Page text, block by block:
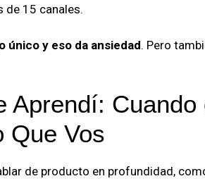
de 15 canales.
único y eso da ansiedad. Pero
Aprendí:
Que Vos
de producto en profundidad,